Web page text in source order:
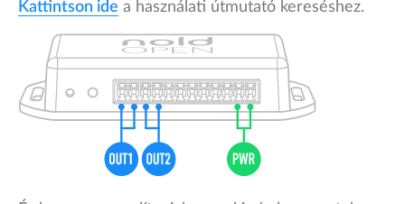
Kattintson ide a használati útmutató kereséshez.